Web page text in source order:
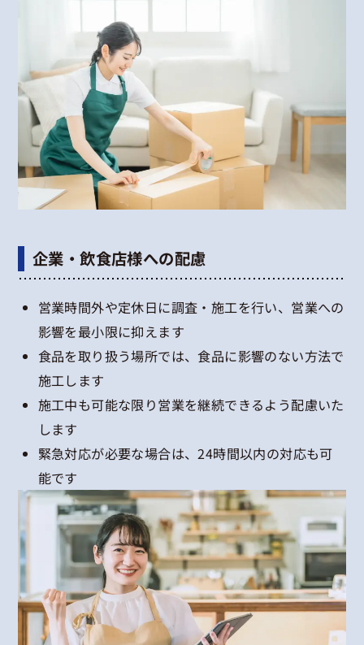
企業・飲食店様への配慮
営業時間外や定休日に調査・施工を行い、営業への
影響を最小限に抑えます
食品を取り扱う場所では、食品に影響のない方法で
施工します
施工中も可能な限り営業を継続できるよう配慮いた
します
緊急対応が必要な場合は、24時間以内の対応も可
能です